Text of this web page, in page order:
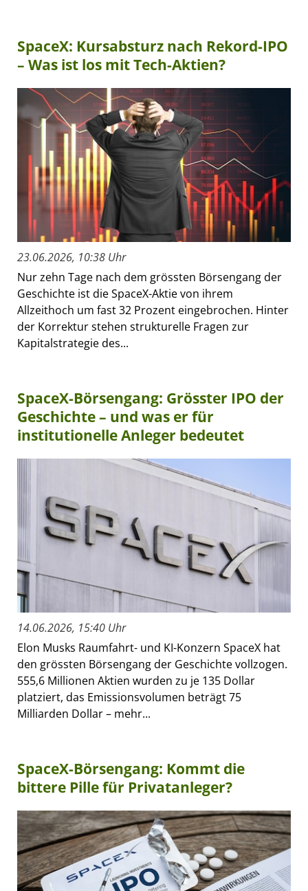
SpaceX: Kursabsturz nach Rekord-IPO
– Was ist los mit Tech-Aktien?
23.06.2026, 10:38 Uhr
Nur zehn Tage nach dem grössten Börsengang der
Geschichte ist die SpaceX-Aktie von ihrem
Allzeithoch um fast 32 Prozent eingebrochen. Hinter
der Korrektur stehen strukturelle Fragen zur
Kapitalstrategie des...
SpaceX-Börsengang: Grösster IPO der
Geschichte – und was er für
institutionelle Anleger bedeutet
14.06.2026, 15:40 Uhr
Elon Musks Raumfahrt- und KI-Konzern SpaceX hat
den grössten Börsengang der Geschichte vollzogen.
555,6 Millionen Aktien wurden zu je 135 Dollar
platziert, das Emissionsvolumen beträgt 75
Milliarden Dollar – mehr...
SpaceX-Börsengang: Kommt die
bittere Pille für Privatanleger?